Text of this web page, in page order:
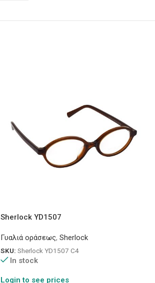
Sherlock YD1507
Γυαλιά οράσεως, Sherlock
SKU: Sherlock YD1507 C4
In stock
Login to see prices